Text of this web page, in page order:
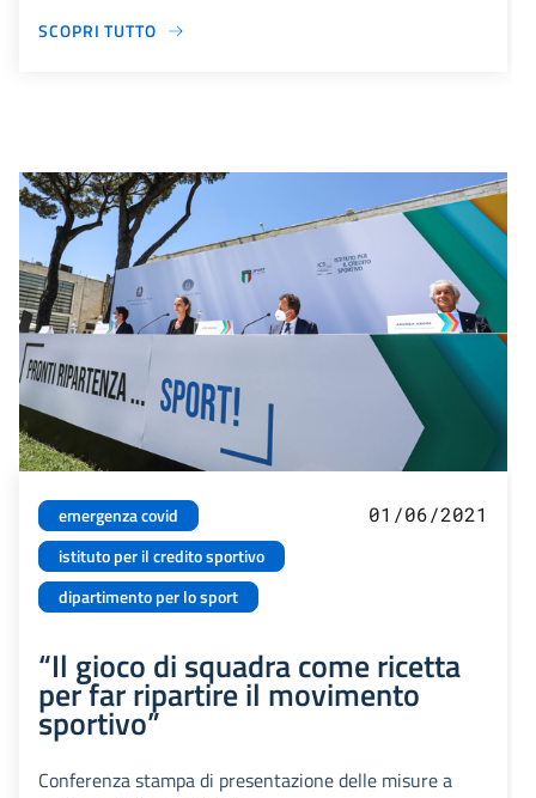
SCOPRI TUTTO
emergenza covid
istituto per il credito sportivo
dipartimento per lo sport
01/06/2021
“Il gioco di squadra come ricetta
per far ripartire il movimento
sportivo”
Conferenza stampa di presentazione delle misure a